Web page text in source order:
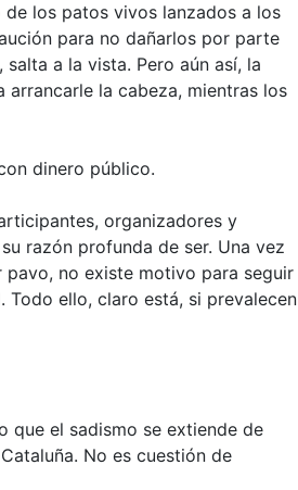
los patos vivos lanzados a los
para no dañarlos por parte
a la vista. Pero aún así, la
la cabeza, mientras los
dinero público.
organizadores y
razón profunda de ser. Una vez
no existe motivo para seguir
Todo ello, claro está, si prevalecen
que el sadismo se extiende de
No es cuestión de